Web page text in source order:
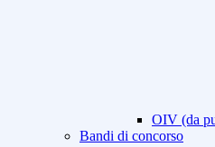
OIV (da
Bandi di concorso